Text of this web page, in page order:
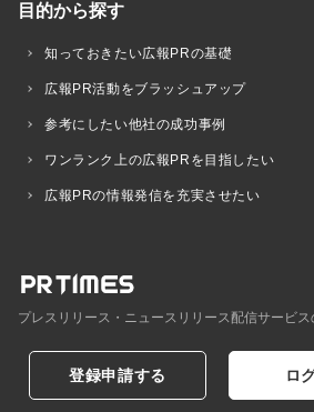
目的から探す
知っておきたい広報PRの基礎
広報PR活動をブラッシュアップ
参考にしたい他社の成功事例
ワンランク上の広報PRを目指したい
広報PRの情報発信を充実させたい
プレスリリース・ニュースリリース配信サービ
登録申請する ロ